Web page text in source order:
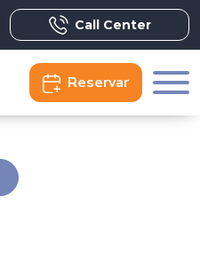
Call Center
Reservar